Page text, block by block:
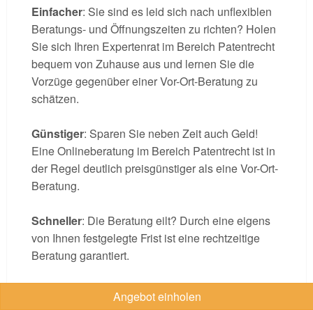
Angebot einholen
Einfacher: Sie sind es leid sich nach unflexiblen
Beratungs- und Öffnungszeiten zu richten? Holen
Sie sich Ihren Expertenrat im Bereich Patentrecht
bequem von Zuhause aus und lernen Sie die
Vorzüge gegenüber einer Vor-Ort-Beratung zu
schätzen.
Günstiger: Sparen Sie neben Zeit auch Geld!
Eine Onlineberatung im Bereich Patentrecht ist in
der Regel deutlich preisgünstiger als eine Vor-Ort-
Beratung.
Schneller: Die Beratung eilt? Durch eine eigens
von Ihnen festgelegte Frist ist eine rechtzeitige
Beratung garantiert.
: Nutzen Sie den Vorteil einer Online